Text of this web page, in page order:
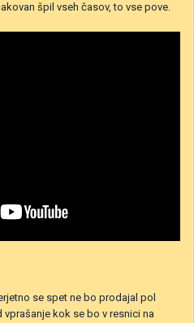
špil vseh časov, to vse pove.
se spet ne bo prodajal pol
kok se bo v resnici na